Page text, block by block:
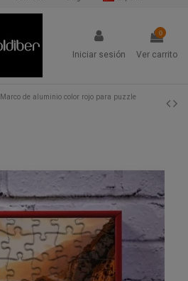
Iniciar sesión
0
Ver carrito
Marco de aluminio color rojo para puzzle